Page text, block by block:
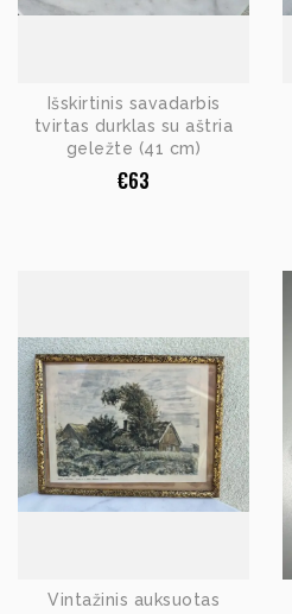
Išskirtinis savadarbis
tvirtas durklas su aštria
geležte (41 cm)
€63
Vintažinis auksuotas